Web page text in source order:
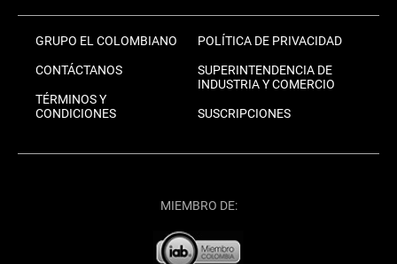
GRUPO EL COLOMBIANO
CONTÁCTANOS
TÉRMINOS Y
CONDICIONES
POLÍTICA DE PRIVACIDAD
SUPERINTENDENCIA DE
INDUSTRIA Y COMERCIO
SUSCRIPCIONES
MIEMBRO DE: